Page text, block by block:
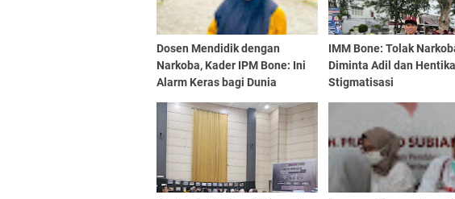
Dosen Mendidik dengan
Narkoba, Kader IPM Bone: Ini
Alarm Keras bagi Dunia
IMM Bone: Tolak
Diminta Adil dan
Stigmatisasi